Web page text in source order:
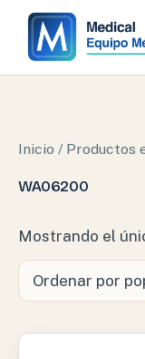
Inicio / Productos
WA06200
Mostrando el